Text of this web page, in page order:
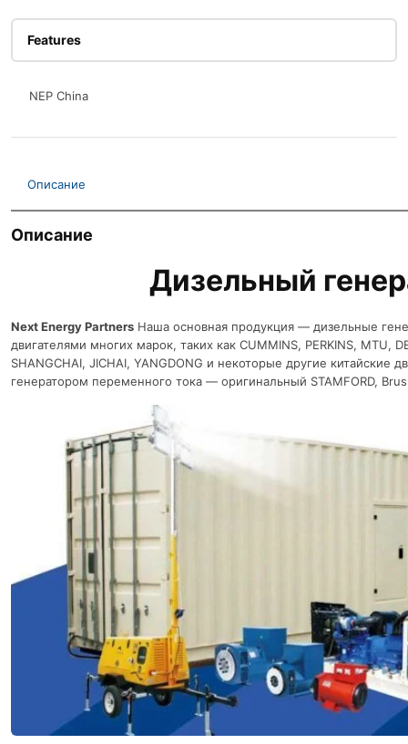
Features
NEP China
Описание
Описание
Дизельный
Next Energy Partners Наша основная продукция — дизельные
двигателями многих марок, таких как CUMMINS, PERKINS, MTU,
SHANGCHAI, JICHAI, YANGDONG и некоторые другие китайские
генератором переменного тока — оригинальный STAMFORD,